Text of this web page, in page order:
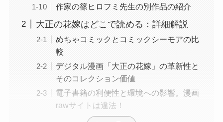
作家の篠ヒロフミ先生の別作品の紹介
大正の花嫁はどこで読める：詳細解説
めちゃコミックとコミックシーモアの比
較
デジタル漫画「大正の花嫁」の革新性と
そのコレクション価値
電子書籍の利便性と環境への影響。漫画
rawサイトは違法！